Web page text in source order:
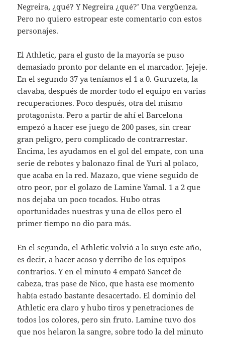
Negreira, ¿qué? Y Negreira ¿qué?’ Una vergüenza.
Pero no quiero estropear este comentario con estos
personajes.
El Athletic, para el gusto de la mayoría se puso
demasiado pronto por delante en el marcador. Jejeje.
En el segundo 37 ya teníamos el 1 a 0. Guruzeta, la
clavaba, después de morder todo el equipo en varias
recuperaciones. Poco después, otra del mismo
protagonista. Pero a partir de ahí el Barcelona
empezó a hacer ese juego de 200 pases, sin crear
gran peligro, pero complicado de contrarrestar.
Encima, les ayudamos en el gol del empate, con una
serie de rebotes y balonazo final de Yuri al polaco,
que acaba en la red. Mazazo, que viene seguido de
otro peor, por el golazo de Lamine Yamal. 1 a 2 que
nos dejaba un poco tocados. Hubo otras
oportunidades nuestras y una de ellos pero el
primer tiempo no dio para más.
En el segundo, el Athletic volvió a lo suyo este año,
es decir, a hacer acoso y derribo de los equipos
contrarios. Y en el minuto 4 empató Sancet de
cabeza, tras pase de Nico, que hasta ese momento
había estado bastante desacertado. El dominio del
Athletic era claro y hubo tiros y penetraciones de
todos los colores, pero sin fruto. Lamine tuvo dos
que nos helaron la sangre, sobre todo la del minuto